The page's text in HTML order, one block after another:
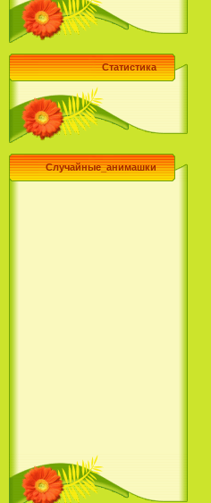
Статистика
Случайные_анимашки